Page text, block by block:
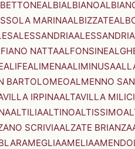
ALBIALBIANO
MARINAALBIZZATE
ALESSANDRIA
NATTAALFONSINE
ALIFEALIMENAALIMINUSA
BARTOLOMEOALMENNO
IRPINAALTAVILLA
ALTILIAALTINOALTISSIMO
SCRIVIAALZATE BRIANZA
AMEGLIAAMELIA